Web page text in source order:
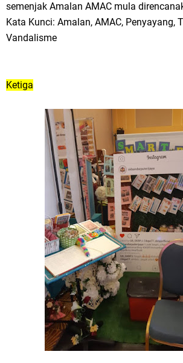
semenjak Amalan AMAC mula
Kata Kunci: Amalan, AMAC, Penyayang,
Vandalisme
Ketiga